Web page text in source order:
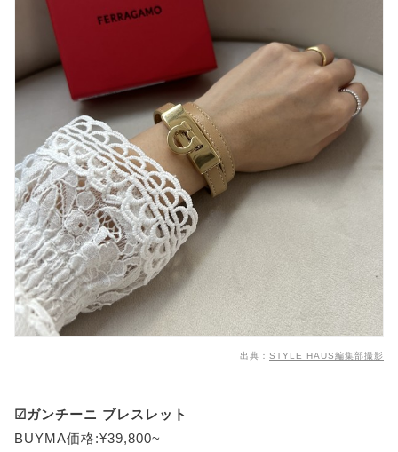
出典： STYLE HAUS編集部撮影
☑ガンチーニ ブレスレット
BUYMA価格:¥39,800~